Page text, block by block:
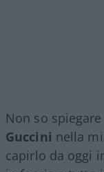
Non so
Guccini nella
capirlo da oggi